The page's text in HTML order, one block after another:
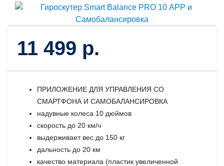
11 499 р.
ПРИЛОЖЕНИЕ ДЛЯ УПРАВЛЕНИЯ СО
СМАРТФОНА И САМОБАЛАНСИРОВКА
надувные колеса 10 дюймов
скорость до 20 км/ч
выдерживает вес до 150 кг
дальность до 20 км
качество материала (пластик увеличенной